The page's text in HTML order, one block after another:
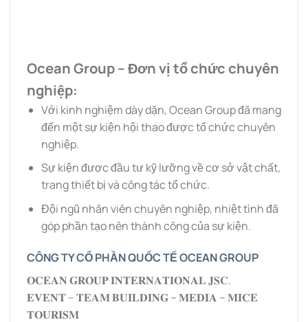
Ocean Group – Đơn vị tổ chức chuyên
nghiệp:
Với kinh nghiệm dày dặn, Ocean Group đã mang
đến một sự kiện hội thao được tổ chức chuyên
nghiệp.
Sự kiện được đầu tư kỹ lưỡng về cơ sở vật chất,
trang thiết bị và công tác tổ chức.
Đội ngũ nhân viên chuyên nghiệp, nhiệt tình đã
góp phần tạo nên thành công của sự kiện.
CÔNG TY CỔ PHẦN QUỐC TẾ OCEAN GROUP
𝐎𝐂𝐄𝐀𝐍 𝐆𝐑𝐎𝐔𝐏 𝐈𝐍𝐓𝐄𝐑𝐍𝐀𝐓𝐈𝐎𝐍𝐀𝐋 𝐉𝐒𝐂.
𝐄𝐕𝐄𝐍𝐓 – 𝐓𝐄𝐀𝐌 𝐁𝐔𝐈𝐋𝐃𝐈𝐍𝐆 – 𝐌𝐄𝐃𝐈𝐀 – 𝐌𝐈𝐂𝐄
𝐓𝐎𝐔𝐑𝐈𝐒𝐌